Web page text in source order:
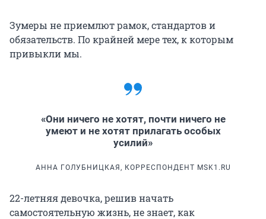
Зумеры не приемлют рамок, стандартов и
обязательств. По крайней мере тех, к которым
привыкли мы.
«Они ничего не хотят, почти ничего не
умеют и не хотят прилагать особых
усилий»
АННА ГОЛУБНИЦКАЯ, КОРРЕСПОНДЕНТ MSK1.RU
22-летняя девочка, решив начать
самостоятельную жизнь, не знает, как